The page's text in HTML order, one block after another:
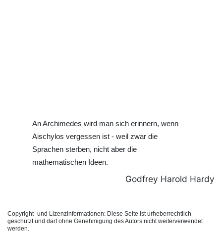
An Archimedes wird man sich erinnern, wenn
Aischylos vergessen ist - weil zwar die
Sprachen sterben, nicht aber die
mathematischen Ideen.
Godfrey Harold Hardy
Copyright- und Lizenzinformationen: Diese Seite ist urheberrechtlich
geschützt und darf ohne Genehmigung des Autors nicht weiterverwendet
werden.